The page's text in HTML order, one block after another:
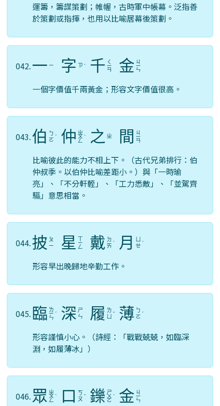
運籌，籌謀策劃；帷幄，古時軍中帳幕。泛指善
於策劃或指揮，也用以比喻居幕後策劃。
042.一 ㄧ 字 ㄗ ˋ 千 ㄑ
ㄧ
ㄢ 金 ㄐ
ㄧ
ㄣ
一個字價值千兩黃金；形容文字價值很高。
043.伯 ㄅ
ㄛ ˊ 仲 ㄓ
ㄨ
ㄥ
ˋ 之 ㄓ 間 ㄐ
ㄧ
ㄢ
比喻彼此的能力不相上下。（古代兄弟排行：伯
仲叔季。以伯仲比喻差距小。）與「一時瑜
亮」、「不分軒輊」、「工力悉敵」、「並駕齊
驅」意思相當。
044.披 ㄆ
ㄧ
星 ㄒ
ㄧ
ㄥ 戴 ㄉ
ㄞ ˋ 月
ㄝˋ
形容早出晚歸地辛勤工作。
045. 臨 ㄌ
ㄧ
ㄣ
ˊ 深 ㄕ
ㄣ
履 ㄌ
ˇ 薄 ㄅ
ㄛ ˊ
形容謹慎小心。（詩經：「戰戰兢兢，如臨深
淵，如履薄冰」）
046. 眾 ㄓ
ㄨ
ㄥ
ˋ 口 ㄎ
ㄡ ˇ 鑠 ㄕ
ㄨ
ㄛ
ˋ 金 ㄐ
ㄧ
ㄣ